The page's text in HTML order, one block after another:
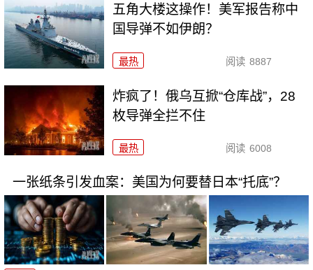
五角大楼这操作！美军报告称中
国导弹不如伊朗？
最热 阅读 8887
炸疯了！俄乌互掀“仓库战”，28
枚导弹全拦不住
最热 阅读 6008
一张纸条引发血案：美国为何要替日本“托底”？